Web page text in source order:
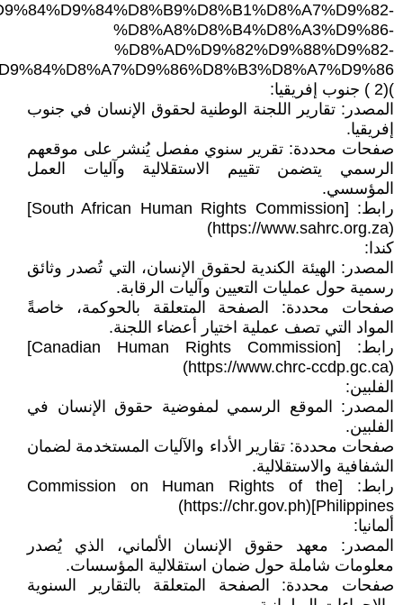
%D8%A8%D8%B4%D8%A3%D9%86-
%D8%AD%D9%82%D9%88%D9%82-
)(2 ) جنوب إفريقيا:
المصدر: تقارير اللجنة الوطنية لحقوق الإنسان في جنوب
إفريقيا.
صفحات محددة: تقرير سنوي مفصل يُنشر على موقعهم
الرسمي يتضمن تقييم الاستقلالية وآليات العمل
المؤسسي.
رابط: [South African Human Rights Commission]
(https://www.sahrc.org.za)
كندا:
المصدر: الهيئة الكندية لحقوق الإنسان، التي تُصدر وثائق
رسمية حول عمليات التعيين وآليات الرقابة.
صفحات محددة: الصفحة المتعلقة بالحوكمة، خاصةً
المواد التي تصف عملية اختيار أعضاء اللجنة.
رابط: [Canadian Human Rights Commission]
(https://www.chrc-ccdp.gc.ca)
الفلبين:
المصدر: الموقع الرسمي لمفوضية حقوق الإنسان في
الفلبين.
صفحات محددة: تقارير الأداء والآليات المستخدمة لضمان
الشفافية والاستقلالية.
رابط: [Commission on Human Rights of the
Philippines](https://chr.gov.ph)
ألمانيا:
المصدر: معهد حقوق الإنسان الألماني، الذي يُصدر
معلومات شاملة حول ضمان استقلالية المؤسسات.
صفحات محددة: الصفحة المتعلقة بالتقارير السنوية